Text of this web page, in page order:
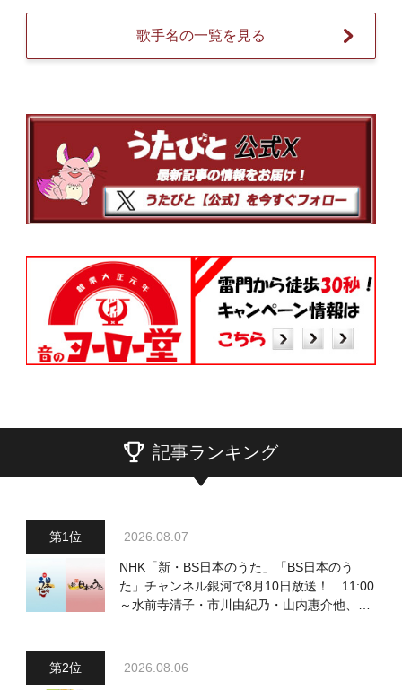
歌手名の一覧を見る
記事ランキング
2026.08.07
NHK「新・BS日本のうた」「BS日本のう
た」チャンネル銀河で8月10日放送！ 11:00
～水前寺清子・市川由紀乃・山内惠介他、
2026.08.06